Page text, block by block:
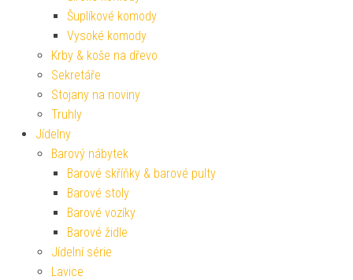
Šuplíkové komody
Vysoké komody
Krby & koše na dřevo
Sekretáře
Stojany na noviny
Truhly
Jídelny
Barový nábytek
Barové skříňky & barové pulty
Barové stoly
Barové vozíky
Barové židle
Jídelní série
Lavice